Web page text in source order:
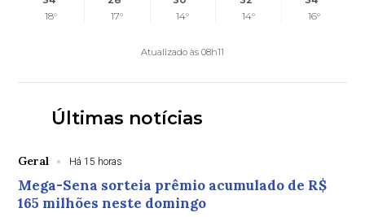
18°
17°
14°
14°
16°
Atualizado às 08h11
Últimas notícias
Geral Há 15 horas
Mega-Sena sorteia prêmio acumulado de R$
165 milhões neste domingo